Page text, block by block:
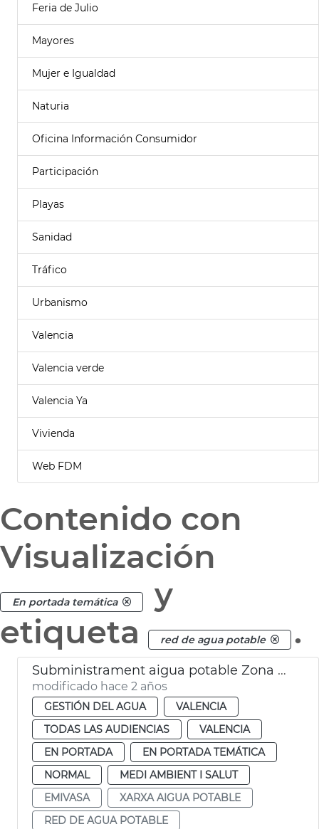
Feria de Julio
Mayores
Mujer e Igualdad
Naturia
Oficina Información Consumidor
Participación
Playas
Sanidad
Tráfico
Urbanismo
Valencia
Valencia verde
Valencia Ya
Vivienda
Web FDM
Contenido con
Visualización
En portada temática
y
etiqueta
red de agua potable .
Subministrament aigua potable Zona Nord
modificado hace 2 años
GESTIÓN DEL AGUA
VALENCIA
TODAS LAS AUDIENCIAS
VALENCIA
EN PORTADA
EN PORTADA TEMÁTICA
NORMAL
MEDI AMBIENT I SALUT
EMIVASA
XARXA AIGUA POTABLE
RED DE AGUA POTABLE